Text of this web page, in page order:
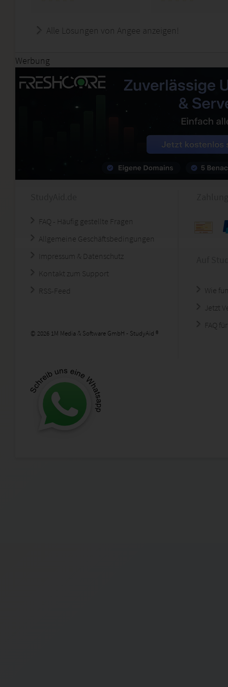
Alle Lösungen von Angee anzeigen!
Werbung
FAQ - Häufig gestellte Fragen
Allgemeine Geschäftsbedingungen
Impressum & Datenschutz
Kontakt zum Support
RSS-Feed
© 2026 1M Media & Software GmbH - StudyAid ®
Wie
Jetzt
FAQ